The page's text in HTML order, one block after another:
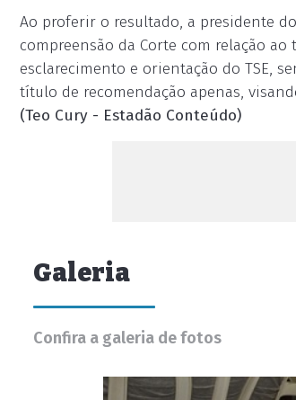
Ao proferir o resultado, a presidente
compreensão da Corte com relação
esclarecimento e orientação do TSE,
título de recomendação apenas,
(Teo Cury - Estadão Conteúdo)
Galeria
Confira a galeria de fotos